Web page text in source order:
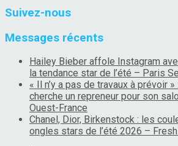
Suivez-nous
Messages récents
Hailey Bieber affole Instagram
la tendance star de l’été – Paris
« Il n’y a pas de travaux à prévoir »
cherche un repreneur pour son
Ouest-France
Chanel, Dior, Birkenstock : les
ongles stars de l’été 2026 –